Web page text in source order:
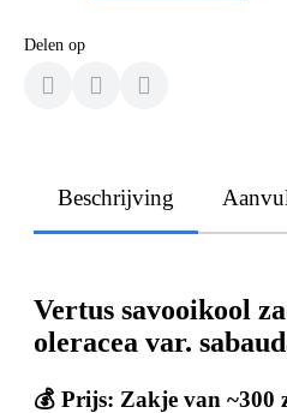
Delen op
Beschrijving
Vertus savooikool
oleracea var.
💰 Prijs: Zakje van ~300